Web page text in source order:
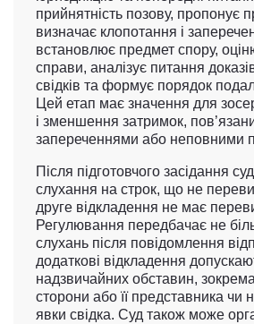
прийнятність позову, пропонує
визначає клопотання і
встановлює предмет спору,
справи, аналізує питання
свідків та формує порядок
Цей етап має значення для
і зменшення затримок,
запереченнями або неповними
Після підготовчого засідання
слухання на строк, що не
друге відкладення не має
Регулювання передбачає не
слухань після повідомлення
додаткові відкладення
надзвичайних обставин,
сторони або її представника чи
явки свідка. Суд також може